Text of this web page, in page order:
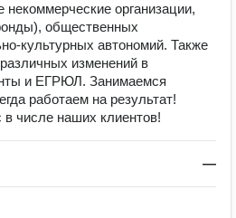
организации,
общественных
культурных автономий. Также
изменений в
и ЕГРЮЛ. Занимаемся
работаем на результат!
числе наших клиентов!
—